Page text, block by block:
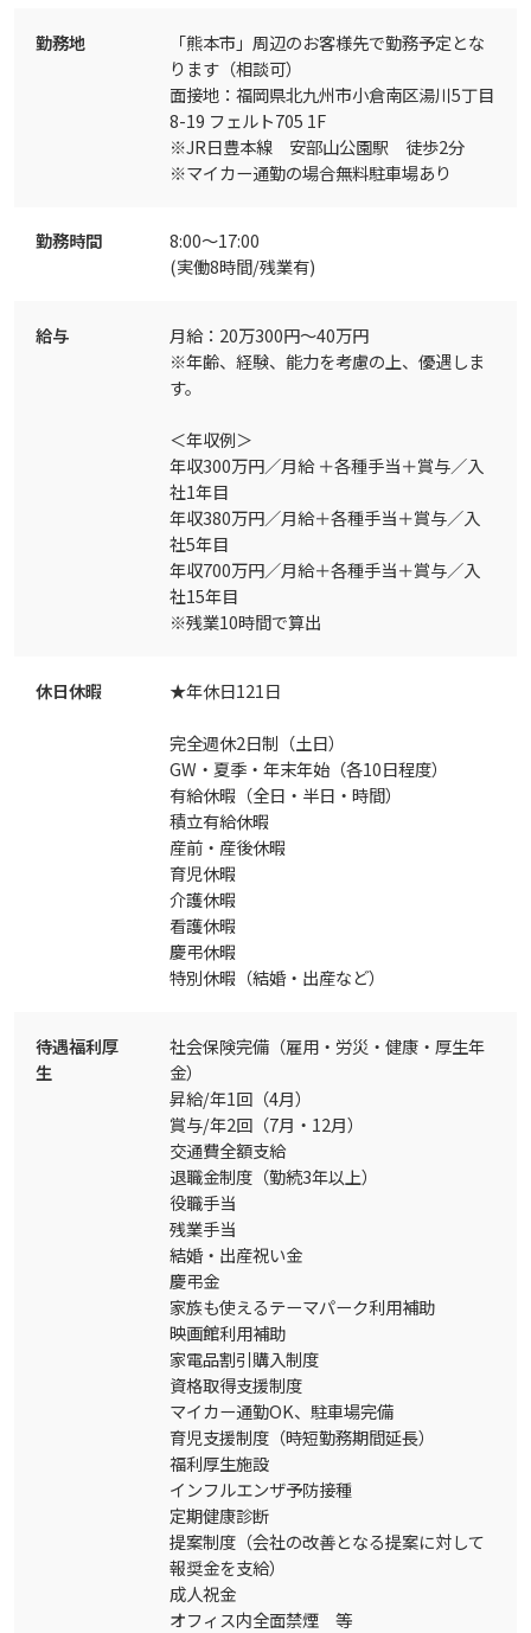
勤務地
「熊本市」周辺のお客様先で勤務予定とな
ります（相談可）
面接地：福岡県北九州市小倉南区湯川5丁目
8-19 フェルト705 1F
※JR日豊本線 安部山公園駅 徒歩2分
※マイカー通勤の場合無料駐車場あり
勤務時間
8:00～17:00
(実働8時間/残業有)
給与
月給：20万300円～40万円
※年齢、経験、能力を考慮の上、優遇しま
す。
＜年収例＞
年収300万円／月給 ＋各種手当＋賞与／入
社1年目
年収380万円／月給＋各種手当＋賞与／入
社5年目
年収700万円／月給＋各種手当＋賞与／入
社15年目
※残業10時間で算出
休日休暇 ★年休日121日
完全週休2日制（土日）
GW・夏季・年末年始（各10日程度）
有給休暇（全日・半日・時間）
積立有給休暇
産前・産後休暇
育児休暇
介護休暇
看護休暇
慶弔休暇
特別休暇（結婚・出産など）
待遇福利厚
生
社会保険完備（雇用・労災・健康・厚生年
金）
昇給/年1回（4月）
賞与/年2回（7月・12月）
交通費全額支給
退職金制度（勤続3年以上）
役職手当
残業手当
結婚・出産祝い金
慶弔金
家族も使えるテーマパーク利用補助
映画館利用補助
家電品割引購入制度
資格取得支援制度
マイカー通勤OK、駐車場完備
育児支援制度（時短勤務期間延長）
福利厚生施設
インフルエンザ予防接種
定期健康診断
提案制度（会社の改善となる提案に対して
報奨金を支給）
成人祝金
オフィス内全面禁煙 等